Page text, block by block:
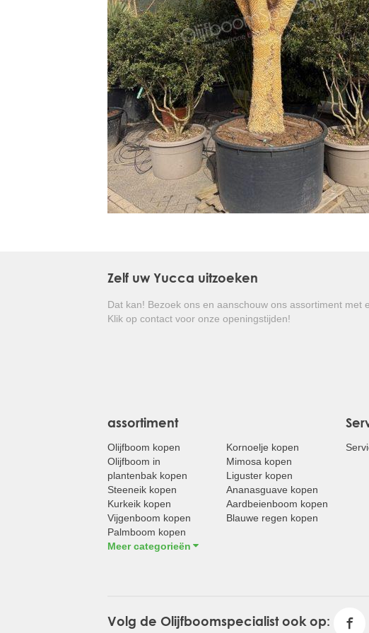
Treesafe
VORSTBESCHERMINGVOORBOMEN.NL
WINTERSCHUTZFUERBAEUME.DE
FROSTPROTECTIONFORTREES.CO.UK
Terracotta
TERRACOTTA.NL
TERRACOTTA.BE
TERRAKOTTA.DE
Zelf uw Yucca uitzoeken
Dat kan! Bezoek ons en aanschouw ons assortiment met
Klik op contact voor onze openingstijden!
assortiment
Olijfboom kopen
Olijfboom in
plantenbak kopen
Steeneik kopen
Kurkeik kopen
Vijgenboom kopen
Palmboom kopen
Meer categorieën
Kornoelje kopen
Mimosa kopen
Liguster kopen
Ananasguave kopen
Aardbeienboom kopen
Blauwe regen kopen
Volg de Olijfboomspecialist ook op: